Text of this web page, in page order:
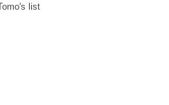
list